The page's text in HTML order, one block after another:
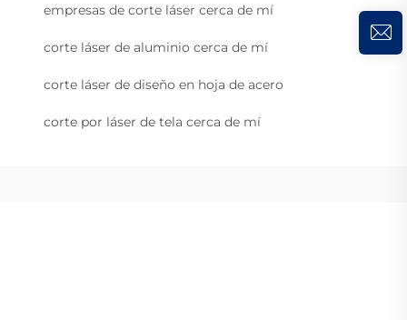
empresas de corte láser cerca de mí
corte láser de aluminio cerca de mí
corte láser de diseño en hoja de acero
corte por láser de tela cerca de mí